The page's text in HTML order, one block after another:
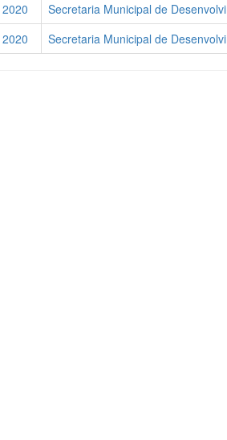
2020 Secretaria Municipal de
2020 Secretaria Municipal de